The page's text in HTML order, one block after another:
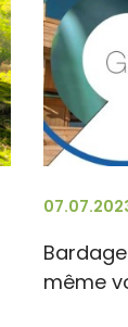
même